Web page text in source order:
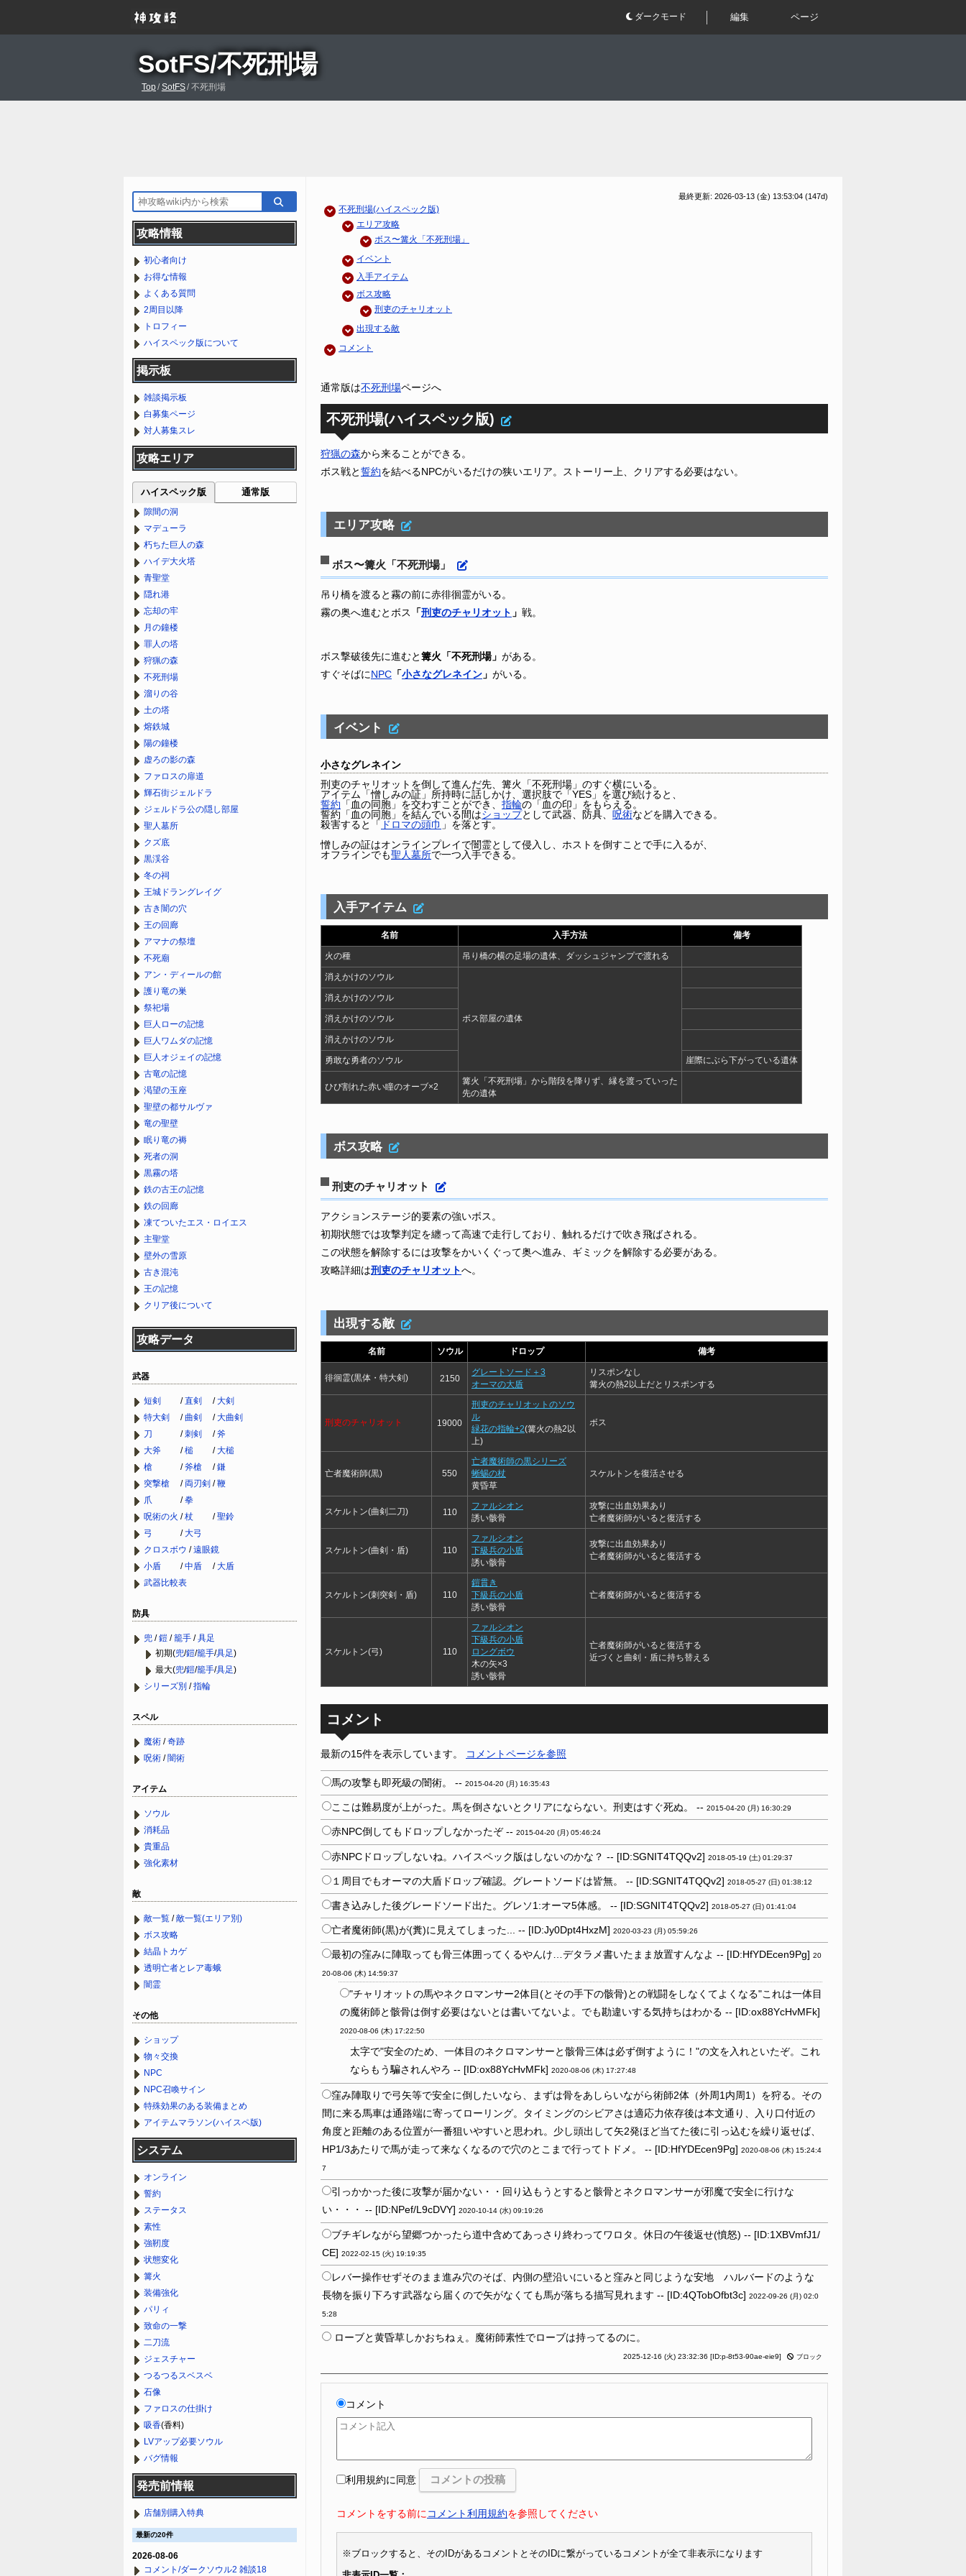
ダークモード 編集 ページ
SotFS/不死刑場
Top/SotFS/ 不死刑場
最終更新: 2026-03-13 (金) 13:53:04 (147d)
不死刑場(ハイスペック版)
エリア攻略
ボス〜篝火「不死刑場」
イベント
入手アイテム
ボス攻略
刑吏のチャリオット
出現する敵
コメント
通常版は不死刑場ページへ
不死刑場(ハイスペック版)
狩猟の森から来ることができる。
ボス戦と誓約を結べるNPCがいるだけの狭いエリア。ストーリー上、クリアする必要はない。
エリア攻略
ボス〜篝火「不死刑場」
吊り橋を渡ると霧の前に赤徘徊霊がいる。
霧の奥へ進むとボス
「刑吏のチャリオット 」 戦。
ボス撃破後先に進むと篝火「不死刑場」 がある。
すぐそばにNPC 「小さなグレネイン 」 がいる。
イベント
小さなグレネイン
刑吏のチャリオットを倒して進んだ先、篝火「不死刑場」のすぐ横にいる。
アイテム「憎しみの証」所持時に話しかけ、選択肢で「YES」を選び続けると、
誓約 「血の同胞」を交わすことができ、 指輪の「血の印」をもらえる。
誓約「血の同胞」を結んでいる間はショップとして武器、防具、 呪術などを購入できる。
殺害すると「 ドロマの頭巾 」を落とす。
憎しみの証はオンラインプレイで闇霊として侵入し、ホストを倒すことで手に入るが、
オフラインでも聖人墓所で一つ入手できる。
入手アイテム
名前 入手方法 備考
火の種 吊り橋の横の足場の遺体、ダッシュジャンプで渡れる
消えかけのソウル
ボス部屋の遺体
消えかけのソウル
消えかけのソウル
消えかけのソウル
勇敢な勇者のソウル 崖際にぶら下がっている遺体
ひび割れた赤い瞳のオーブ×2
篝火「不死刑場」から階段を降りず、縁を渡っていった
先の遺体
ボス攻略
刑吏のチャリオット
アクションステージ的要素の強いボス。
初期状態では攻撃判定を纏って高速で走行しており、触れるだけで吹き飛ばされる。
この状態を解除するには攻撃をかいくぐって奥へ進み、ギミックを解除する必要がある。
攻略詳細は刑吏のチャリオットへ。
出現する敵
名前 ソウル ドロップ 備考
徘徊霊(黒体・特大剣) 2150
グレートソード＋3
オーマの大盾
リスポンなし
篝火の熱2以上だとリスポンする
刑吏のチャリオット 19000
刑吏のチャリオットのソウ
ル
緑花の指輪+2(篝火の熱2以
上)
ボス
亡者魔術師(黒) 550
亡者魔術師の黒シリーズ
蜥蜴の杖
黄昏草
スケルトンを復活させる
スケルトン(曲剣二刀) 110
ファルシオン
誘い骸骨
攻撃に出血効果あり
亡者魔術師がいると復活する
スケルトン(曲剣・盾) 110
ファルシオン
下級兵の小盾
誘い骸骨
攻撃に出血効果あり
亡者魔術師がいると復活する
スケルトン(刺突剣・盾) 110
鎧貫き
下級兵の小盾
誘い骸骨
亡者魔術師がいると復活する
スケルトン(弓) 110
ファルシオン
下級兵の小盾
ロングボウ
木の矢×3
誘い骸骨
亡者魔術師がいると復活する
近づくと曲剣・盾に持ち替える
コメント
最新の15件を表示しています。 コメントページを参照
馬の攻撃も即死級の闇術。 -- 2015-04-20 (月) 16:35:43
ここは難易度が上がった。馬を倒さないとクリアにならない。刑吏はすぐ死ぬ。 -- 2015-04-20 (月) 16:30:29
赤NPC倒してもドロップしなかったぞ -- 2015-04-20 (月) 05:46:24
赤NPCドロップしないね。ハイスペック版はしないのかな？ -- [ID:SGNIT4TQQv2] 2018-05-19 (土) 01:29:37
１周目でもオーマの大盾ドロップ確認。グレートソードは皆無。 -- [ID:SGNIT4TQQv2] 2018-05-27 (日) 01:38:12
書き込みした後グレードソード出た。グレソ1:オーマ5体感。 -- [ID:SGNIT4TQQv2] 2018-05-27 (日) 01:41:04
亡者魔術師(黒)が(糞)に見えてしまった... -- [ID:Jy0Dpt4HxzM] 2020-03-23 (月) 05:59:26
最初の窪みに陣取っても骨三体囲ってくるやんけ…デタラメ書いたまま放置すんなよ -- [ID:HfYDEcen9Pg] 20
20-08-06 (木) 14:59:37
"チャリオットの馬やネクロマンサー2体目(とその手下の骸骨)との戦闘をしなくてよくなる"これは一体目
の魔術師と骸骨は倒す必要はないとは書いてないよ。でも勘違いする気持ちはわかる -- [ID:ox88YcHvMFk]
2020-08-06 (木) 17:22:50
太字で"安全のため、一体目のネクロマンサーと骸骨三体は必ず倒すように！"の文を入れといたぞ。これ
ならもう騙されんやろ -- [ID:ox88YcHvMFk] 2020-08-06 (木) 17:27:48
窪み陣取りで弓矢等で安全に倒したいなら、まずは骨をあしらいながら術師2体（外周1内周1）を狩る。その
間に来る馬車は通路端に寄ってローリング。タイミングのシビアさは適応力依存後は本文通り、入り口付近の
角度と距離のある位置が一番狙いやすいと思われ。少し頭出して矢2発ほど当てた後に引っ込むを繰り返せば、
HP1/3あたりで馬が走って来なくなるので穴のとこまで行ってトドメ。 -- [ID:HfYDEcen9Pg] 2020-08-06 (木) 15:24:4
7
引っかかった後に攻撃が届かない・・回り込もうとすると骸骨とネクロマンサーが邪魔で安全に行けな
い・・・ -- [ID:NPef/L9cDVY] 2020-10-14 (水) 09:19:26
ブチギレながら望郷つかったら道中含めてあっさり終わってワロタ。休日の午後返せ(憤怒) -- [ID:1XBVmfJ1/
CE] 2022-02-15 (火) 19:19:35
レバー操作せずそのまま進み穴のそば、内側の壁沿いにいると窪みと同じような安地 ハルバードのような
長物を振り下ろす武器なら届くので矢がなくても馬が落ちる描写見れます -- [ID:4QTobOfbt3c] 2022-09-26 (月) 02:0
5:28
ローブと黄昏草しかおちねぇ。魔術師素性でローブは持ってるのに。
2025-12-16 (火) 23:32:36 [ID:p-8t53-90ae-eie9] ブロック
コメント
利用規約に同意
コメントをする前に コメント利用規約を参照してください
※ブロックすると、そのIDがあるコメントとそのIDに繋がっているコメントが全て非表示になります
攻略情報
初心者向け
お得な情報
よくある質問
2周目以降
トロフィー
ハイスペック版について
掲示板
雑談掲示板
白募集ページ
対人募集スレ
攻略エリア
ハイスペック版
隙間の洞
マデューラ
朽ちた巨人の森
ハイデ大火塔
青聖堂
隠れ港
忘却の牢
月の鐘楼
罪人の塔
狩猟の森
不死刑場
溜りの谷
土の塔
熔鉄城
陽の鐘楼
虚ろの影の森
ファロスの扉道
輝石街ジェルドラ
ジェルドラ公の隠し部屋
聖人墓所
クズ底
黒渓谷
冬の祠
王城ドラングレイグ
古き闇の穴
王の回廊
アマナの祭壇
不死廟
アン・ディールの館
護り竜の巣
祭祀場
巨人ローの記憶
巨人ワムダの記憶
巨人オジェイの記憶
古竜の記憶
渇望の玉座
聖壁の都サルヴァ
竜の聖壁
眠り竜の褥
死者の洞
黒霧の塔
鉄の古王の記憶
鉄の回廊
凍てついたエス・ロイエス
主聖堂
壁外の雪原
古き混沌
王の記憶
クリア後について
通常版
攻略データ
武器
短剣 /直剣 /大剣
特大剣
/曲剣 /大曲剣
刀 /刺剣 /斧
大斧 /槌 /大槌
槍 /斧槍 /鎌
突撃槍 /両刃剣 /鞭
爪 /拳
呪術の火 /杖 /聖鈴
弓
/大弓
クロスボウ /遠眼鏡
小盾 /中盾 /大盾
武器比較表
防具
兜 /鎧 /籠手 /具足
初期(兜/鎧/籠手/具足)
最大(兜/鎧/籠手/具足)
シリーズ別 /指輪
スペル
魔術 /奇跡
呪術 / 闇術
アイテム
ソウル
消耗品
貴重品
強化素材
敵
敵一覧 /敵一覧(エリア別)
ボス攻略
結晶トカゲ
透明亡者とレア毒蛾
闇霊
その他
ショップ
物々交換
NPC
NPC召喚サイン
特殊効果のある装備まとめ
アイテムマラソン(ハイスペ版)
システム
オンライン
誓約
ステータス
素性
強靭度
状態変化
篝火
装備強化
パリィ
致命の一撃
二刀流
ジェスチャー
つるつるスベスベ
石像
ファロスの仕掛け
吸香(香料)
LVアップ必要ソウル
バグ情報
発売前情報
店舗別購入特典
最新の20件
2026-08-06
コメント/ダークソウル2 雑談18